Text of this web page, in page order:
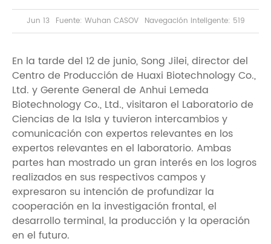
Jun 13 Fuente: Wuhan CASOV Navegación inteligente: 519
En la tarde del 12 de junio, Song Jilei, director del
Centro de Producción de Huaxi Biotechnology Co.,
Ltd. y Gerente General de Anhui Lemeda
Biotechnology Co., Ltd., visitaron el Laboratorio de
Ciencias de la Isla y tuvieron intercambios y
comunicación con expertos relevantes en los
expertos relevantes en el laboratorio. Ambas
partes han mostrado un gran interés en los logros
realizados en sus respectivos campos y
expresaron su intención de profundizar la
cooperación en la investigación frontal, el
desarrollo terminal, la producción y la operación
en el futuro.